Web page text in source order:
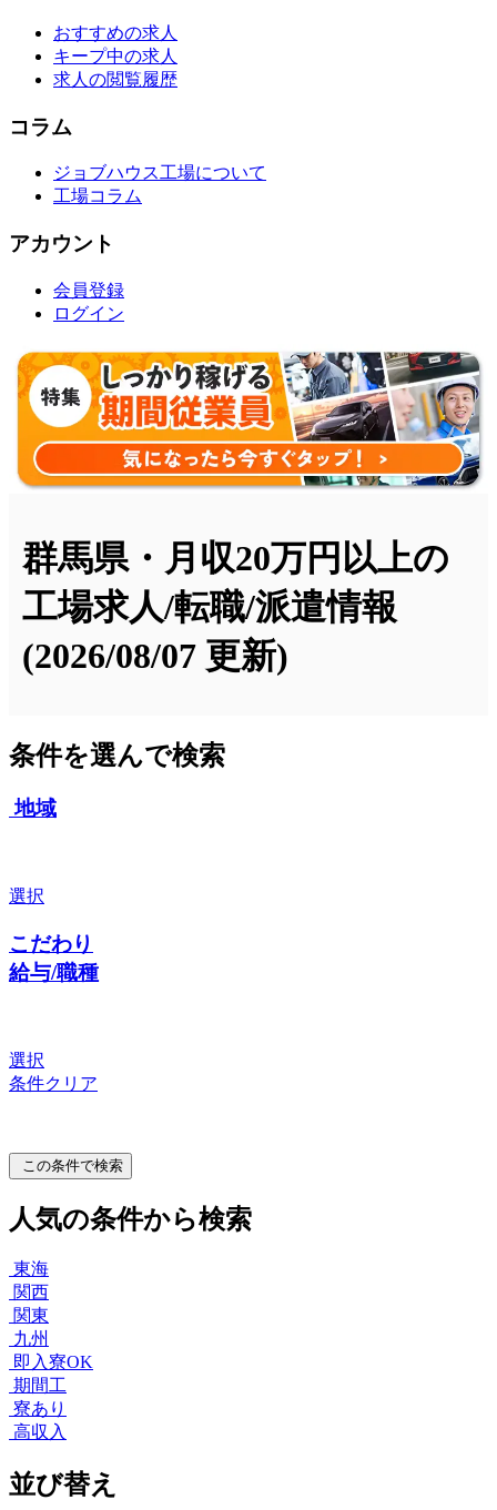
おすすめの求人
キープ中の求人
求人の閲覧履歴
コラム
ジョブハウス工場について
工場コラム
アカウント
会員登録
ログイン
群馬県・月収20万円以上の
工場求人/転職/派遣情報
(2026/08/07 更新)
条件を選んで検索
地域
選択
こだわり
給与/職種
選択
条件クリア
この条件で検索
人気の条件から検索
東海
関西
関東
九州
即入寮OK
期間工
寮あり
高収入
並び替え